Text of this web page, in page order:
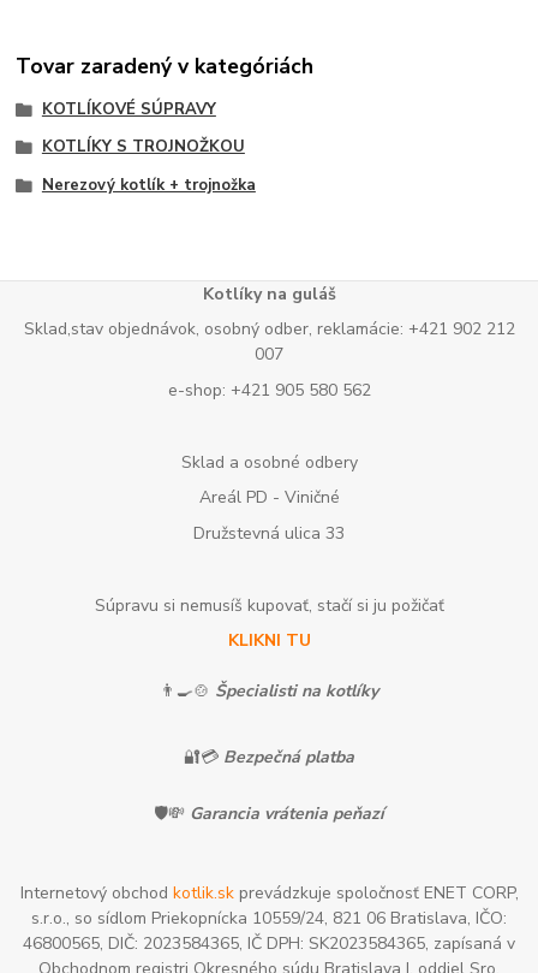
Tovar zaradený v kategóriách
KOTLÍKOVÉ SÚPRAVY
KOTLÍKY S TROJNOŽKOU
Nerezový kotlík + trojnožka
Kotlíky na guláš
Sklad,stav objednávok, osobný odber, reklamácie: +421 902 212
007
e-shop: +421 905 580 562
Sklad a osobné odbery
Areál PD - Viničné
Družstevná ulica 33
Súpravu si nemusíš kupovať, stačí si ju požičať
KLIKNI TU
👨‍🍳🍲 Špecialisti na kotlíky
🔐💳 Bezpečná platba
🛡️💸 Garancia vrátenia peňazí
Internetový obchod kotlik.skprevádzkuje spoločnosť ENET CORP,
s.r.o., so sídlom Priekopnícka 10559/24, 821 06 Bratislava, IČO:
46800565, DIČ: 2023584365, IČ DPH: SK2023584365, zapísaná v